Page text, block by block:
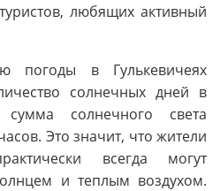
любящих активный
погоды в Гулькевичеях
солнечных дней в
сумма солнечного света
Это значит, что жители
всегда могут
и теплым воздухом.